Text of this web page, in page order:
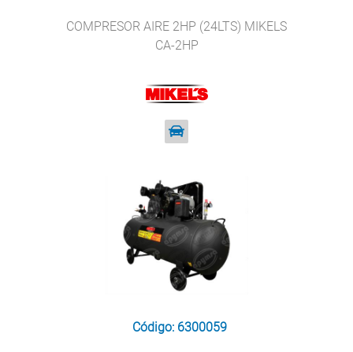
COMPRESOR AIRE 2HP (24LTS) MIKELS
CA-2HP
Código: 6300059